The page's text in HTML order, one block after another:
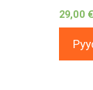
29,00 €